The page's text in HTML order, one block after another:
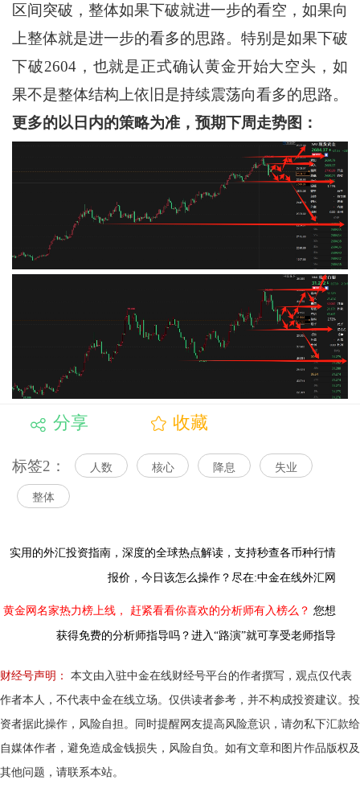
区间突破，整体如果下破就进一步的看空，如果向
上整体就是进一步的看多的思路。特别是如果下破
下破2604，也就是正式确认黄金开始大空头，如
果不是整体结构上依旧是持续震荡向看多的思路。
更多的以日内的策略为准，预期下周走势图：
分享 收藏
标签2： 人数 核心 降息 失业
整体
实用的外汇投资指南， 深度的全球热点解读， 支持秒查各币种行情
报价，今日该怎么操作？尽在:中金在线外汇网
黄金网名家热力榜上线， 赶紧看看你喜欢的分析师有入榜么？ 您想
获得免费的分析师指导吗？进入“路演”就可享受老师指导
财经号声明：
本文由入驻中金在线财经号平台的作者撰写，观点仅代表
作者本人，不代表中金在线立场。仅供读者参考，并不构成投资建议。投
资者据此操作，风险自担。同时提醒网友提高风险意识，请勿私下汇款给
自媒体作者，避免造成金钱损失，风险自负。如有文章和图片作品版权及
其他问题，请联系本站。